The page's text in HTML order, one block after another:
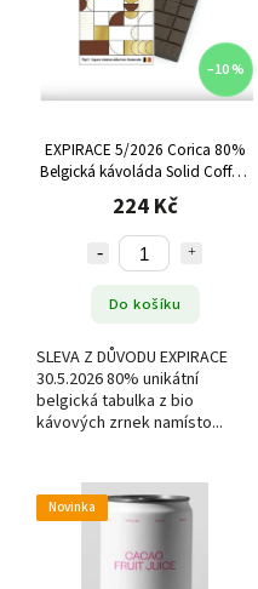
–10 %
EXPIRACE 5/2026 Corica 80%
Belgická kávoláda Solid Coffee,
70 g
224 Kč
Do košíku
SLEVA Z DŮVODU EXPIRACE
30.5.2026 80% unikátní
belgická tabulka z bio
kávových zrnek namísto...
Novinka